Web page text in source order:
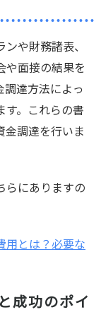
や財務諸表、
や面接の結果を
調達方法によっ
す。これらの書
金調達を行いま
らにありますの
用とは？必要な
成功のポイ